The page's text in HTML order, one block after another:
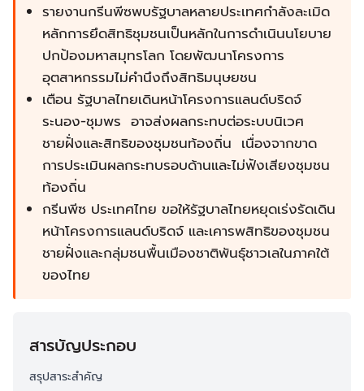
รายงานกรีนพีซพบรัฐบาลหลายประเทศกำลังละเมิด
หลักการยึดสิทธิชุมชนเป็นหลักในการดำเนินนโยบาย
ปกป้องมหาสมุทรโลก โดยพัฒนาโครงการ
อุตสาหกรรมไม่คำนึงถึงสิทธิมนุษยชน
เตือน รัฐบาลไทยเดินหน้าโครงการแลนด์บริดจ์
ระนอง-ชุมพร อาจส่งผลกระทบต่อระบบนิเวศ
ชายฝั่งและสิทธิของชุมชนท้องถิ่น เนื่องจากขาด
การประเมินผลกระทบรอบด้านและไม่ฟังเสียงชุมชน
ท้องถิ่น
กรีนพีซ ประเทศไทย ขอให้รัฐบาลไทยหยุดเร่งรัดเดิน
หน้าโครงการแลนด์บริดจ์ และเคารพสิทธิของชุมชน
ชายฝั่งและกลุ่มชนพื้นเมืองชาติพันธุ์ชาวเลในภาคใต้
ของไทย
สารบัญประกอบ
สรุปสาระสำคัญ